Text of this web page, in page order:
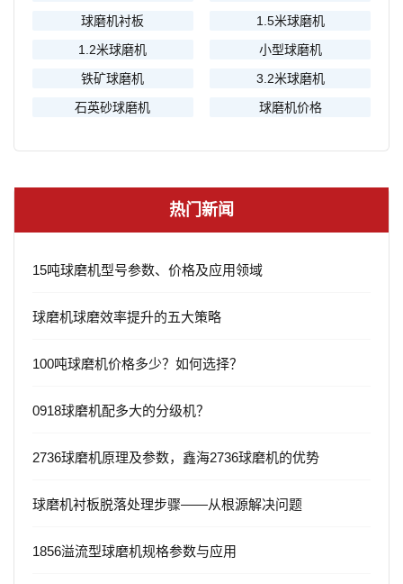
球磨机衬板
1.5米球磨机
1.2米球磨机
小型球磨机
铁矿球磨机
3.2米球磨机
石英砂球磨机
球磨机价格
热门新闻
15吨球磨机型号参数、价格及应用领域
球磨机球磨效率提升的五大策略
100吨球磨机价格多少？如何选择？
0918球磨机配多大的分级机？
2736球磨机原理及参数，鑫海2736球磨机的优势
球磨机衬板脱落处理步骤——从根源解决问题
1856溢流型球磨机规格参数与应用